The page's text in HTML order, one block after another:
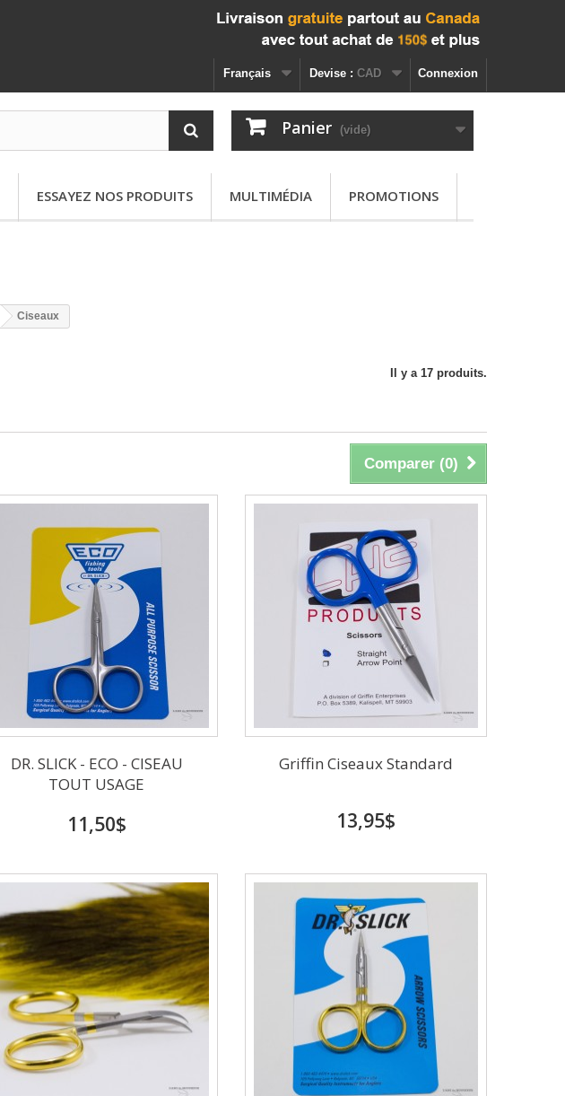
Connexion
Devise : CAD
Français
Panier (vide)
ESSAYEZ NOS PRODUITS MULTIMÉDIA PROMOTIONS
Ciseaux
Il y a 17 produits.
Comparer (0)
DR. SLICK - ECO - CISEAU
TOUT USAGE
11,50$
Griffin Ciseaux Standard
13,95$